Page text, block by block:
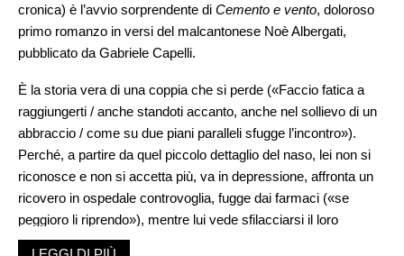
cronica) è l’avvio sorprendente di Cemento e vento, doloroso
primo romanzo in versi del malcantonese Noè Albergati,
pubblicato da Gabriele Capelli.
È la storia vera di una coppia che si perde («Faccio fatica a
raggiungerti / anche standoti accanto, anche nel sollievo di un
abbraccio / come su due piani paralleli sfugge l’incontro»).
Perché, a partire da quel piccolo dettaglio del naso, lei non si
riconosce e non si accetta più, va in depressione, affronta un
ricovero in ospedale controvoglia, fugge dai farmaci («se
peggioro li riprendo»), mentre lui vede sfilacciarsi il loro
rapporto tra finzioni e illusioni che tutto vada bene («abbiamo